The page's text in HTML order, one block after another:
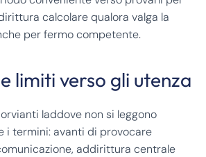
calcolare qualora valga la
per fermo competente.
limiti verso gli utenza
laddove non si leggono
i termini: avanti di provocare
addirittura centrale